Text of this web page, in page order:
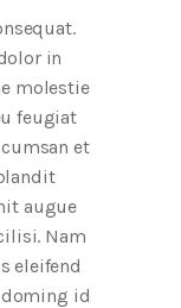
in
molestie
feugiat
et
augue
Nam
eleifend
id